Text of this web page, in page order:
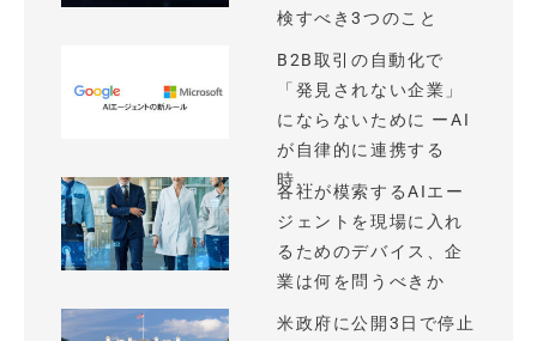
検すべき3つのこと
B2B取引の自動化で
「発見されない企業」
にならないために ーAI
が自律的に連携する
時...
各社が模索するAIエー
ジェントを現場に入れ
るためのデバイス、企
業は何を問うべきか
米政府に公開3日で停止